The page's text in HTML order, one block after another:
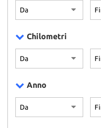
Chilometri
Anno